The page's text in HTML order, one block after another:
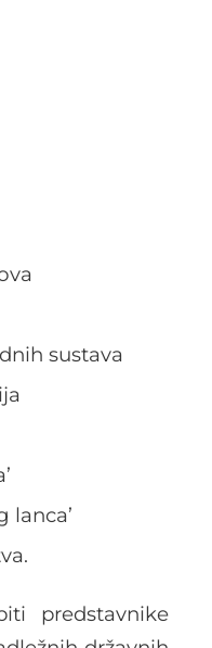
sustava
lanca’
predstavnike